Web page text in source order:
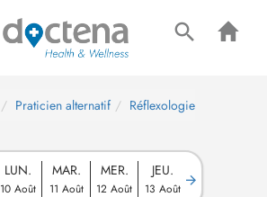
Praticien alternatif
Réflexologie
LUN.
10 Août
MAR.
11 Août
MER.
12 Août
JEU.
13 Août